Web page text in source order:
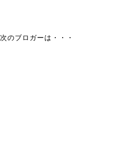
次のブロガーは・・・